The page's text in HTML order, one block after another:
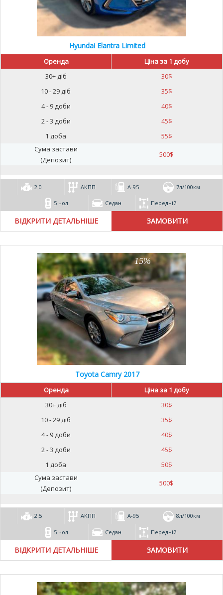
Hyundai Elantra Limited
Оренда
Ціна за 1 добу
30+ діб
30$
10 - 29 діб
35$
4 - 9 доби
40$
2 - 3 доби
45$
1 доба
55$
Сума застави
(Депозит)
500$
2.0 АКПП А-95 7л/100км
5 чол Седан Передній
ВІДКРИТИ ДЕТАЛЬНІШЕ
15%
Toyota Camry 2017
Оренда
Ціна за 1 добу
30+ діб
30$
10 - 29 діб
35$
4 - 9 доби
40$
2 - 3 доби
45$
1 доба
50$
Сума застави
(Депозит)
500$
2.5 АКПП А-95 8л/100км
5 чол Седан Передній
ВІДКРИТИ ДЕТАЛЬНІШЕ